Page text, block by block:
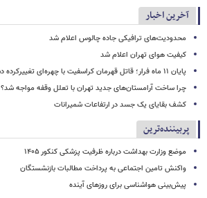
آخرین اخبار
محدودیت‌های ترافیکی جاده چالوس اعلام شد
کیفیت هوای تهران اعلام شد
پایان ۱۱ ماه فرار؛ قاتل قهرمان کراسفیت با چهره‌ای تغییرکرده دستگیر شد
چرا ساخت آرامستان‌های جدید تهران با تعلل وقفه مواجه شد؟
کشف بقایای یک جسد در ارتفاعات شمیرانات
پربیننده‌ترین
موضع وزارت بهداشت درباره ظرفیت پزشکی کنکور ۱۴۰۵
واکنش تامین اجتماعی به پرداخت مطالبات بازنشستگان
پیش‌بینی هواشناسی برای روزهای آینده